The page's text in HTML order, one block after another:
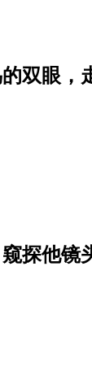
双眼，
探他镜